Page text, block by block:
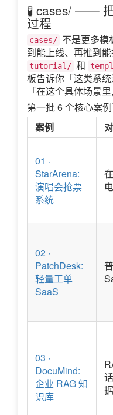
🧪 cases/ ——
过程
cases/ 不是更多模
到能上线、再推到
tutorial/ 和
板告诉你「这类系
「在这个具体场景
第一批 6 个核心案
案例
01 ·
StarArena:
演唱会抢票
系统
02 ·
PatchDesk:
轻量工单
SaaS
03 ·
DocuMind:
企业 RAG 知
识库